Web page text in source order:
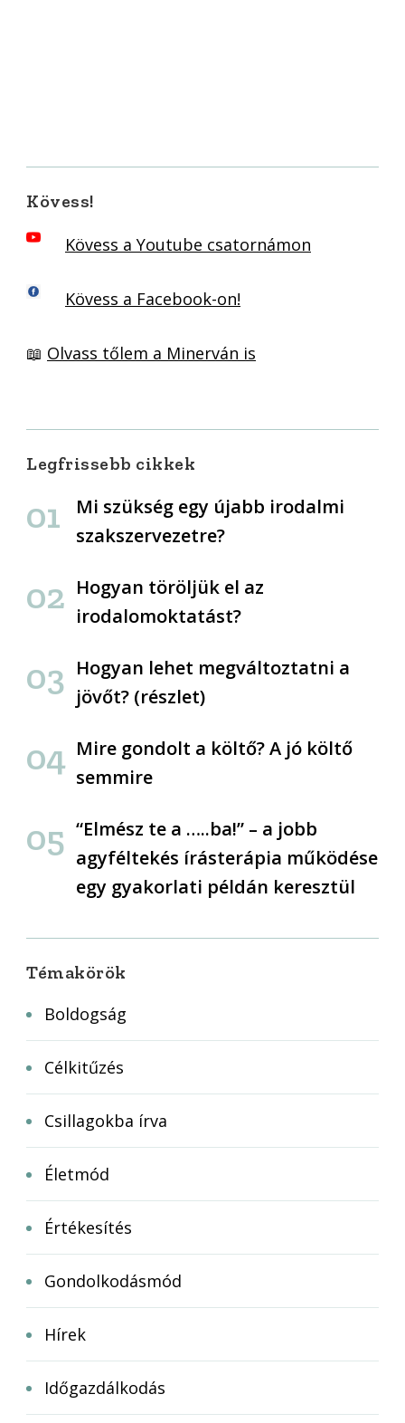
Kövess!
Kövess a Youtube csatornámon
Kövess a Facebook-on!
📖 Olvass tőlem a Minerván is
Legfrissebb cikkek
Mi szükség egy újabb irodalmi
szakszervezetre?
Hogyan töröljük el az
irodalomoktatást?
Hogyan lehet megváltoztatni a
jövőt? (részlet)
Mire gondolt a költő? A jó költő
semmire
“Elmész te a …..ba!” – a jobb
agyféltekés írásterápia működése
egy gyakorlati példán keresztül
Témakörök
Boldogság
Célkitűzés
Csillagokba írva
Életmód
Értékesítés
Gondolkodásmód
Hírek
Időgazdálkodás